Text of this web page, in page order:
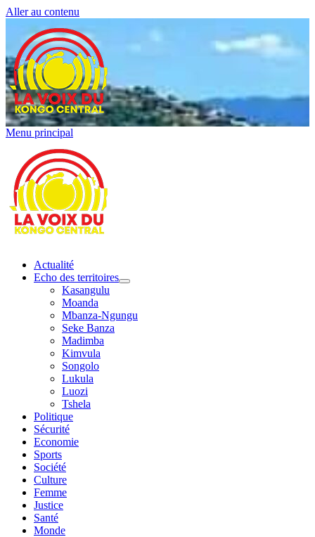
Aller au contenu
Menu principal
Actualité
Echo des territoires
Kasangulu
Moanda
Mbanza-Ngungu
Seke Banza
Madimba
Kimvula
Songolo
Lukula
Luozi
Tshela
Politique
Sécurité
Economie
Sports
Société
Culture
Femme
Justice
Santé
Monde